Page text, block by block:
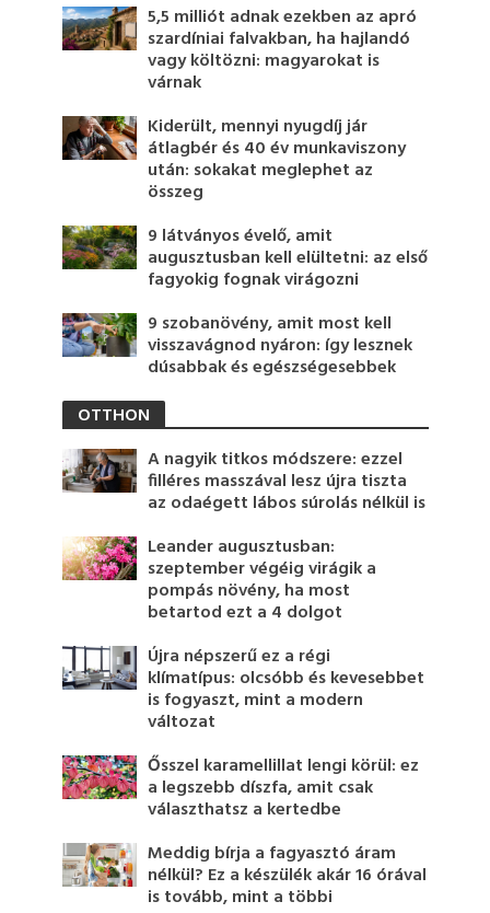
5,5 milliót adnak ezekben az apró
szardíniai falvakban, ha hajlandó
vagy költözni: magyarokat is
várnak
Kiderült, mennyi nyugdíj jár
átlagbér és 40 év munkaviszony
után: sokakat meglephet az
összeg
9 látványos évelő, amit
augusztusban kell elültetni: az első
fagyokig fognak virágozni
9 szobanövény, amit most kell
visszavágnod nyáron: így lesznek
dúsabbak és egészségesebbek
OTTHON
A nagyik titkos módszere: ezzel
filléres masszával lesz újra tiszta
az odaégett lábos súrolás nélkül is
Leander augusztusban:
szeptember végéig virágik a
pompás növény, ha most
betartod ezt a 4 dolgot
Újra népszerű ez a régi
klímatípus: olcsóbb és kevesebbet
is fogyaszt, mint a modern
változat
Ősszel karamellillat lengi körül: ez
a legszebb díszfa, amit csak
választhatsz a kertedbe
Meddig bírja a fagyasztó áram
nélkül? Ez a készülék akár 16 órával
is tovább, mint a többi